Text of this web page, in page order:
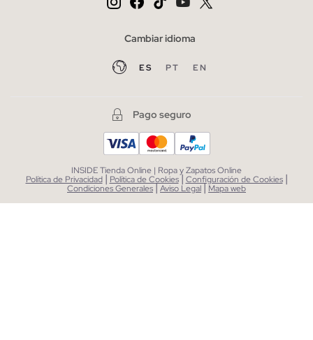
Cambiar idioma
ES PT EN
Pago seguro
INSIDE Tienda Online | Ropa y Zapatos Online
Política de Privacidad | Política de Cookies| Configuración de Cookies |
Condiciones Generales|Aviso Legal| Mapa web